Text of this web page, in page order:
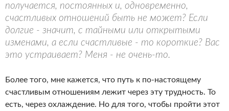
получается, постоянных и, одновременно,
счастливых отношений быть не может? Если
долгие - значит, с тайными или открытыми
изменами, а если счастливые - то короткие? Вас
это устраивает? Меня - не очень-то.
Более того, мне кажется, что путь к по-настоящему
счастливым отношениям лежит через эту трудность. То
есть, через охлаждение. Но для того, чтобы пройти этот